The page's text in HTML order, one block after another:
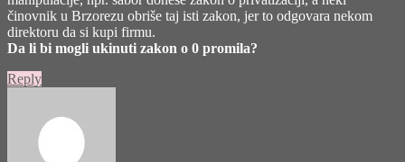
činovnik u Brzorezu obriše taj isti zakon, jer to odgovara nekom
direktoru da si kupi firmu.
Da li bi mogli ukinuti zakon o 0 promila?
Reply